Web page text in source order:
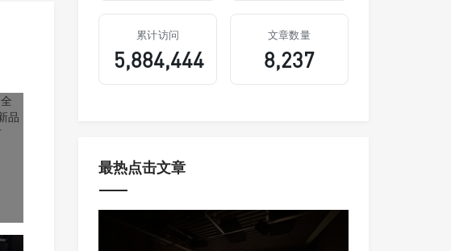
累计访问
5,884,444
文章数量
8,237
最热点击文章